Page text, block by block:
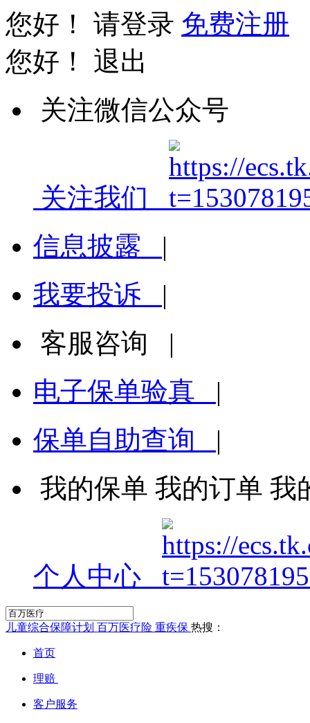
您好！ 请登录 免费注册
您好！ 退出
关注微信公众号
关注我们
信息披露 |
我要投诉 |
客服咨询 |
电子保单验真 |
保单自助查询 |
我的保单 我的订单 我
个人中心
儿童综合保障计划 百万医疗险 重疾保 热搜：
首页
理赔
客户服务